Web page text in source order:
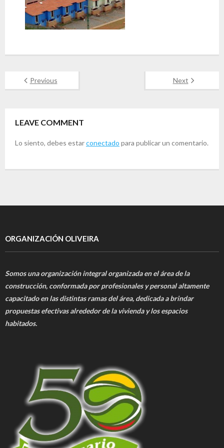
Previous Next
LEAVE COMMENT
Lo siento, debes estarconectado para publicar un comentario.
ORGANIZACIÓN OLIVEIRA
Somos una organización integral organizada en el área de la
construcción, conformada por profesionales y personal altamente
capacitado en las distintas ramas del área, dedicada a brindar
propuestas efectivas alrededor de la vivienda y los espacios
habitados.